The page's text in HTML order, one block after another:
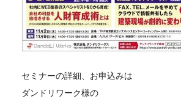
セミナーの詳細、お申込みは
ダンドリワーク様の